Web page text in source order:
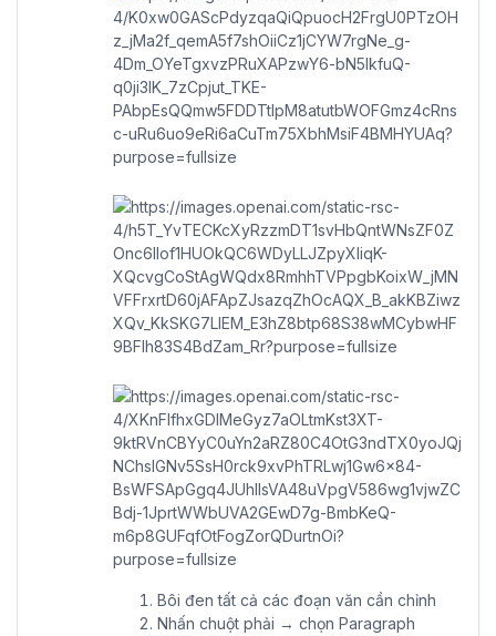
Bôi đen tất cả các đoạn văn cần chỉnh
Nhấn chuột phải → chọn Paragraph